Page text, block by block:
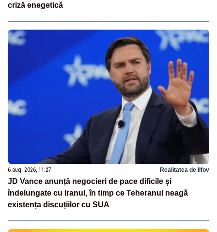
criză enegetică
6 aug. 2026, 11:27 Realitatea de Ilfov
JD Vance anunță negocieri de pace dificile și
îndelungate cu Iranul, în timp ce Teheranul neagă
existența discuțiilor cu SUA